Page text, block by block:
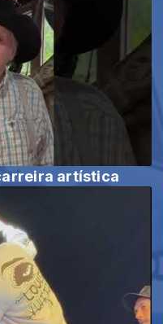
artística